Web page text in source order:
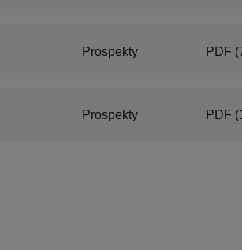
Prospekty PDF
Prospekty PDF